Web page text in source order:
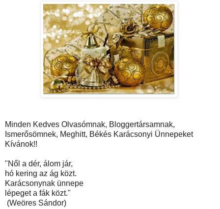
Minden Kedves Olvasómnak, Bloggertársamnak,
Ismerősömnek, Meghitt, Békés Karácsonyi Ünnepeket
Kívánok!!
"Nől a dér, álom jár,
hó kering az ág közt.
Karácsonynak ünnepe
lépeget a fák közt."
(Weöres Sándor)